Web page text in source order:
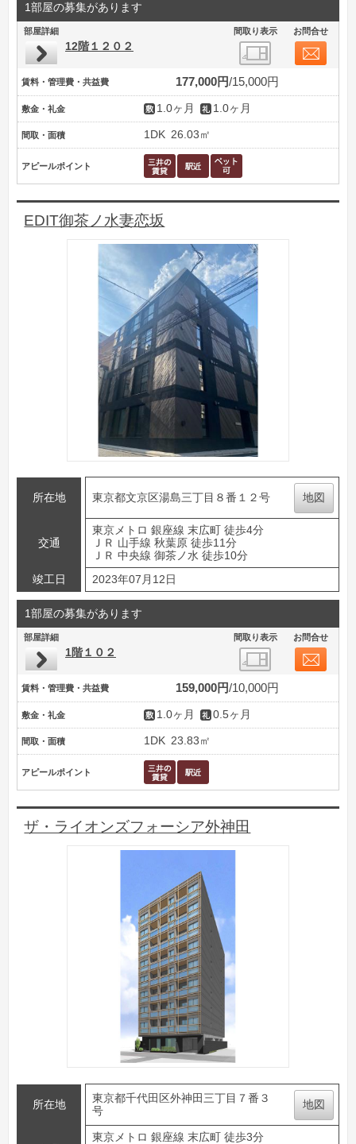
1部屋の募集があります
部屋詳細 間取り表示 お問合せ
12階１２０２
賃料・管理費・共益費 177,000円 15,000円
敷金・礼金 1.0ヶ月 1.0ヶ月
間取・面積 1DK 26.03㎡
アピールポイント
EDIT御茶ノ水妻恋坂
所在地 東京都文京区湯島三丁目８番１２号 地図
交通
東京メトロ 銀座線 末広町 徒歩4分
ＪＲ 山手線 秋葉原 徒歩11分
ＪＲ 中央線 御茶ノ水 徒歩10分
竣工日
2023年07月12日
1部屋の募集があります
部屋詳細 間取り表示 お問合せ
1階１０２
賃料・管理費・共益費 159,000円 10,000円
敷金・礼金 1.0ヶ月 0.5ヶ月
間取・面積 1DK 23.83㎡
アピールポイント
ザ・ライオンズフォーシア外神田
所在地
東京都千代田区外神田三丁目７番３
号
地図
東京メトロ 銀座線 末広町 徒歩3分